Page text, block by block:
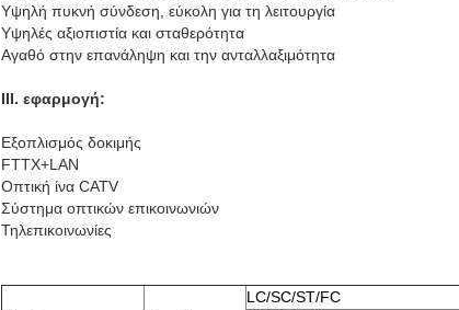
Υψηλή πυκνή σύνδεση, εύκολη για τη λειτουργία
Υψηλές αξιοπιστία και σταθερότητα
Αγαθό στην επανάληψη και την ανταλλαξιμότητα
ΙΙΙ. εφαρμογή:
Εξοπλισμός δοκιμής
FTTX+LAN
Οπτική ίνα CATV
Σύστημα οπτικών επικοινωνιών
Τηλεπικοινωνίες
LC/SC/ST/FC